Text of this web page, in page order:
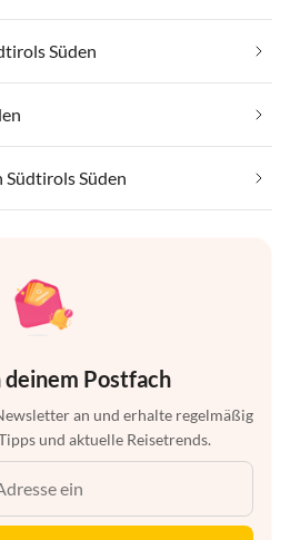
Süden
Süden
deinem Postfach
an und erhalte regelmäßig
und aktuelle Reisetrends.